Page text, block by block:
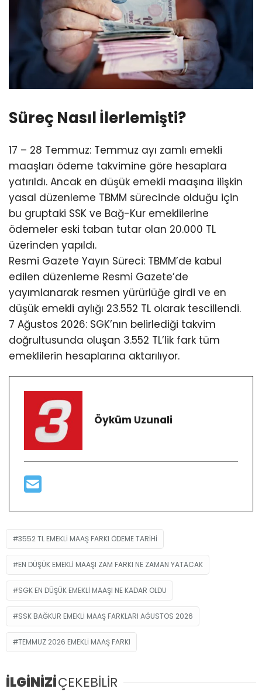
Süreç Nasıl İlerlemişti?
17 – 28 Temmuz: Temmuz ayı zamlı emekli
maaşları ödeme takvimine göre hesaplara
yatırıldı. Ancak en düşük emekli maaşına ilişkin
yasal düzenleme TBMM sürecinde olduğu için
bu gruptaki SSK ve Bağ-Kur emeklilerine
ödemeler eski taban tutar olan 20.000 TL
üzerinden yapıldı.
Resmi Gazete Yayın Süreci: TBMM’de kabul
edilen düzenleme Resmi Gazete’de
yayımlanarak resmen yürürlüğe girdi ve en
düşük emekli aylığı 23.552 TL olarak tescillendi.
7 Ağustos 2026: SGK’nın belirlediği takvim
doğrultusunda oluşan 3.552 TL’lik fark tüm
emeklilerin hesaplarına aktarılıyor.
Öyküm Uzunali
3552 TL EMEKLI MAAŞ FARKI ÖDEME TARIHI
EN DÜŞÜK EMEKLI MAAŞI ZAM FARKI NE ZAMAN YATACAK
SGK EN DÜŞÜK EMEKLI MAAŞI NE KADAR OLDU
SSK BAĞKUR EMEKLI MAAŞ FARKLARI AĞUSTOS 2026
TEMMUZ 2026 EMEKLI MAAŞ FARKI
İLGİNİZİÇEKEBİLİR